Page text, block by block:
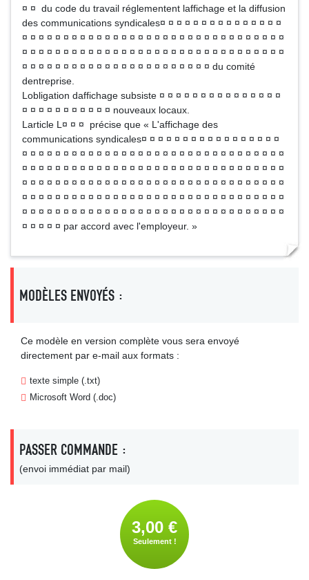
¤ ¤ du code du travail réglementent laffichage et la diffusion
des communications syndicales¤ ¤ ¤ ¤ ¤ ¤ ¤ ¤ ¤ ¤ ¤ ¤ ¤ ¤ ¤
¤ ¤ ¤ ¤ ¤ ¤ ¤ ¤ ¤ ¤ ¤ ¤ ¤ ¤ ¤ ¤ ¤ ¤ ¤ ¤ ¤ ¤ ¤ ¤ ¤ ¤ ¤ ¤ ¤ ¤ ¤ ¤
¤ ¤ ¤ ¤ ¤ ¤ ¤ ¤ ¤ ¤ ¤ ¤ ¤ ¤ ¤ ¤ ¤ ¤ ¤ ¤ ¤ ¤ ¤ ¤ ¤ ¤ ¤ ¤ ¤ ¤ ¤ ¤
¤ ¤ ¤ ¤ ¤ ¤ ¤ ¤ ¤ ¤ ¤ ¤ ¤ ¤ ¤ ¤ ¤ ¤ ¤ ¤ ¤ ¤ ¤ du comité
dentreprise.
Lobligation daffichage subsiste ¤ ¤ ¤ ¤ ¤ ¤ ¤ ¤ ¤ ¤ ¤ ¤ ¤ ¤ ¤
¤ ¤ ¤ ¤ ¤ ¤ ¤ ¤ ¤ ¤ ¤ nouveaux locaux.
Larticle L¤ ¤ ¤ précise que « L'affichage des
communications syndicales¤ ¤ ¤ ¤ ¤ ¤ ¤ ¤ ¤ ¤ ¤ ¤ ¤ ¤ ¤ ¤ ¤
¤ ¤ ¤ ¤ ¤ ¤ ¤ ¤ ¤ ¤ ¤ ¤ ¤ ¤ ¤ ¤ ¤ ¤ ¤ ¤ ¤ ¤ ¤ ¤ ¤ ¤ ¤ ¤ ¤ ¤ ¤ ¤
¤ ¤ ¤ ¤ ¤ ¤ ¤ ¤ ¤ ¤ ¤ ¤ ¤ ¤ ¤ ¤ ¤ ¤ ¤ ¤ ¤ ¤ ¤ ¤ ¤ ¤ ¤ ¤ ¤ ¤ ¤ ¤
¤ ¤ ¤ ¤ ¤ ¤ ¤ ¤ ¤ ¤ ¤ ¤ ¤ ¤ ¤ ¤ ¤ ¤ ¤ ¤ ¤ ¤ ¤ ¤ ¤ ¤ ¤ ¤ ¤ ¤ ¤ ¤
¤ ¤ ¤ ¤ ¤ ¤ ¤ ¤ ¤ ¤ ¤ ¤ ¤ ¤ ¤ ¤ ¤ ¤ ¤ ¤ ¤ ¤ ¤ ¤ ¤ ¤ ¤ ¤ ¤ ¤ ¤ ¤
¤ ¤ ¤ ¤ ¤ ¤ ¤ ¤ ¤ ¤ ¤ ¤ ¤ ¤ ¤ ¤ ¤ ¤ ¤ ¤ ¤ ¤ ¤ ¤ ¤ ¤ ¤ ¤ ¤ ¤ ¤ ¤
¤ ¤ ¤ ¤ ¤ par accord avec l'employeur. »
MODÈLES ENVOYÉS :
Ce modèle en version complète vous sera envoyé
directement par e-mail aux formats :
texte simple (.txt)
Microsoft Word (.doc)
PASSER COMMANDE :
(envoi immédiat par mail)
3,00 €
Seulement !